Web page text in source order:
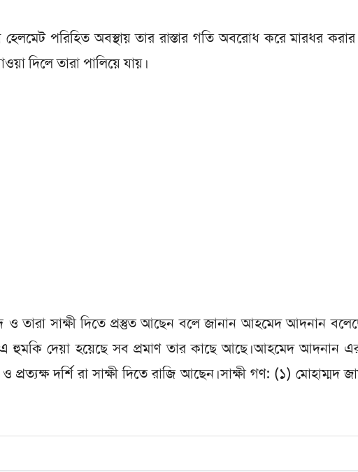
হেলমেট পরিহিত অবস্থায় তার রাস্তার গতি অবরোধ করে মারধর করার
দিলে তারা পালিয়ে যায়।
ও তারা সাক্ষী দিতে প্রস্তুত আছেন বলে জানান আহমেদ আদনান
দেয়া হয়েছে সব প্রমাণ তার কাছে আছে।আহমেদ আদনান
দর্শি রা সাক্ষী দিতে রাজি আছেন।সাক্ষী গণ: (১) মোহাম্মদ